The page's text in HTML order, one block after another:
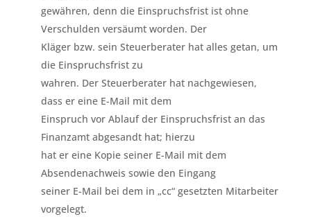
gewähren, denn die Einspruchsfrist ist ohne
Verschulden versäumt worden. Der
Kläger bzw. sein Steuerberater hat alles getan, um
die Einspruchsfrist zu
wahren. Der Steuerberater hat nachgewiesen,
dass er eine E-Mail mit dem
Einspruch vor Ablauf der Einspruchsfrist an das
Finanzamt abgesandt hat; hierzu
hat er eine Kopie seiner E-Mail mit dem
Absendenachweis sowie den Eingang
seiner E-Mail bei dem in „cc“ gesetzten Mitarbeiter
vorgelegt.